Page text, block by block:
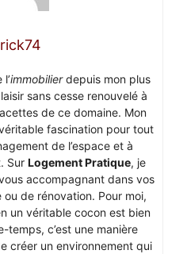
immobilierdepuis mon plus
sans cesse renouvelé à
de ce domaine. Mon
fascination pour tout
de l’espace et à
Sur Logement Pratique, je
accompagnant dans vos
de rénovation. Pour moi,
un véritable cocon est bien
temps, c’est une manière
créer un environnement qui